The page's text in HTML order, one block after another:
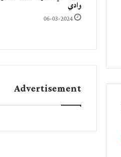
وادي
06-03-2024
Advertisement